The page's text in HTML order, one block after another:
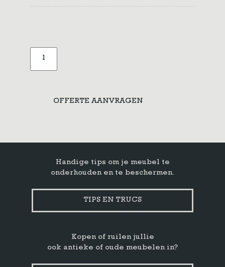
schuifdeuren
wit
OFFERTE AANVRAGEN
Handige tips om je meubel te
onderhouden en te beschermen.
TIPS EN TRUCS
Kopen of ruilen jullie
ook antieke of oude meubelen in?